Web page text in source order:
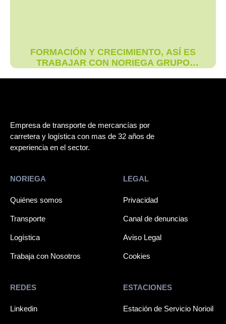
FORMACIÓN Y CRECIMIENTO, ASÍ ES
TRABAJAR CON NORIEGA GRUPO
Empresa de transporte de mercancías por
carretera y logística con mas de 32 años de
experiencia en el sector.
NORIEGA
Quiénes somos
Transporte
Logística
Trabaja con Nosotros
LEGAL
Privacidad
Canal de denuncias
Aviso Legal
Cookies
REDES
Linkedin
ESTACIONES
Estación de Servicio Norioil